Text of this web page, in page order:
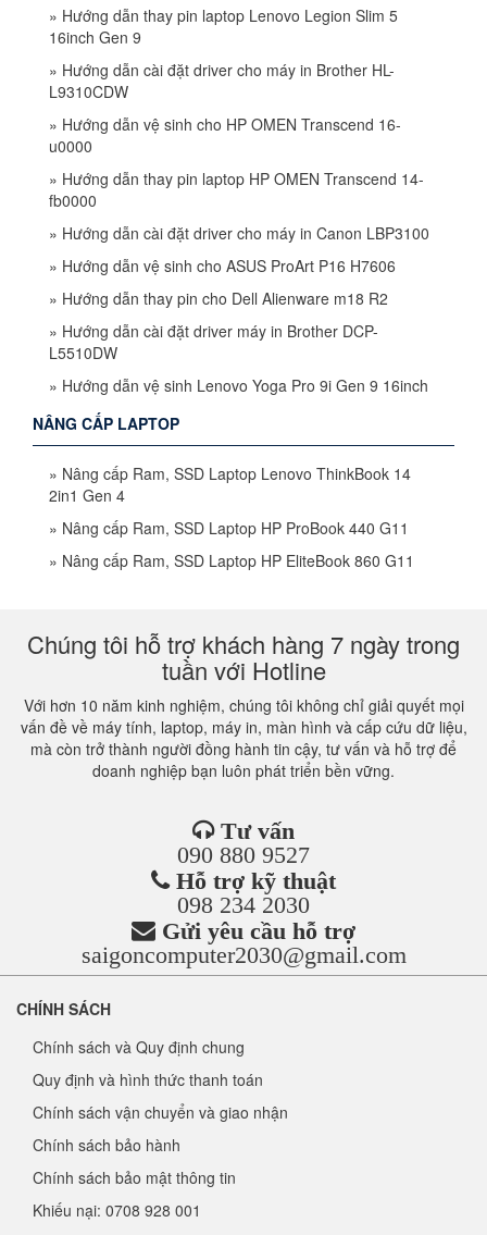
» Hướng dẫn thay pin laptop Lenovo Legion Slim 5
16inch Gen 9
» Hướng dẫn cài đặt driver cho máy in Brother HL-
L9310CDW
» Hướng dẫn vệ sinh cho HP OMEN Transcend 16-
u0000
» Hướng dẫn thay pin laptop HP OMEN Transcend 14-
fb0000
» Hướng dẫn cài đặt driver cho máy in Canon LBP3100
» Hướng dẫn vệ sinh cho ASUS ProArt P16 H7606
» Hướng dẫn thay pin cho Dell Alienware m18 R2
» Hướng dẫn cài đặt driver máy in Brother DCP-
L5510DW
» Hướng dẫn vệ sinh Lenovo Yoga Pro 9i Gen 9 16inch
NÂNG CẤP LAPTOP
» Nâng cấp Ram, SSD Laptop Lenovo ThinkBook 14
2in1 Gen 4
» Nâng cấp Ram, SSD Laptop HP ProBook 440 G11
» Nâng cấp Ram, SSD Laptop HP EliteBook 860 G11
Chúng tôi hỗ trợ khách hàng 7 ngày trong
tuần với Hotline
Với hơn 10 năm kinh nghiệm, chúng tôi không chỉ giải quyết mọi
vấn đề về máy tính, laptop, máy in, màn hình và cấp cứu dữ liệu,
mà còn trở thành người đồng hành tin cậy, tư vấn và hỗ trợ để
doanh nghiệp bạn luôn phát triển bền vững.
Tư vấn
090 880 9527
Hỗ trợ kỹ thuật
098 234 2030
Gửi yêu cầu hỗ trợ
saigoncomputer2030@gmail.com
CHÍNH SÁCH
Chính sách và Quy định chung
Quy định và hình thức thanh toán
Chính sách vận chuyển và giao nhận
Chính sách bảo hành
Chính sách bảo mật thông tin
Khiếu nại: 0708 928 001